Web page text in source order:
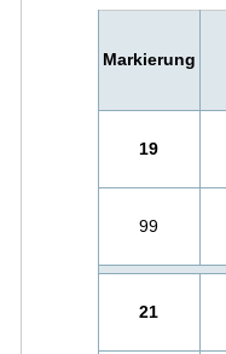
Markierung
19
99
21